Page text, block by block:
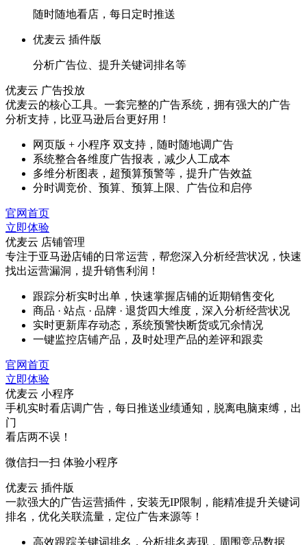
随时随地看店，每日定时推送
优麦云 插件版
分析广告位、提升关键词排名等
优麦云 广告投放
优麦云的核心工具。一套完整的广告系统，拥有强大的广告
分析支持，比亚马逊后台更好用！
网页版 + 小程序 双支持，随时随地调广告
系统整合各维度广告报表，减少人工成本
多维分析图表，超预算预警等，提升广告效益
分时调竞价、预算、预算上限、广告位和启停
官网首页
立即体验
优麦云 店铺管理
专注于亚马逊店铺的日常运营，帮您深入分析经营状况，快速
找出运营漏洞，提升销售利润！
跟踪分析实时出单，快速掌握店铺的近期销售变化
商品 · 站点 · 品牌 · 退货四大维度，深入分析经营状况
实时更新库存动态，系统预警快断货或冗余情况
一键监控店铺产品，及时处理产品的差评和跟卖
官网首页
立即体验
优麦云 小程序
手机实时看店调广告，每日推送业绩通知，脱离电脑束缚，出
门
看店两不误！
微信扫一扫 体验小程序
优麦云 插件版
一款强大的广告运营插件，安装无IP限制，能精准提升关键词
排名，优化关联流量，定位广告来源等！
高效跟踪关键词排名，分析排名表现，周围竞品数据